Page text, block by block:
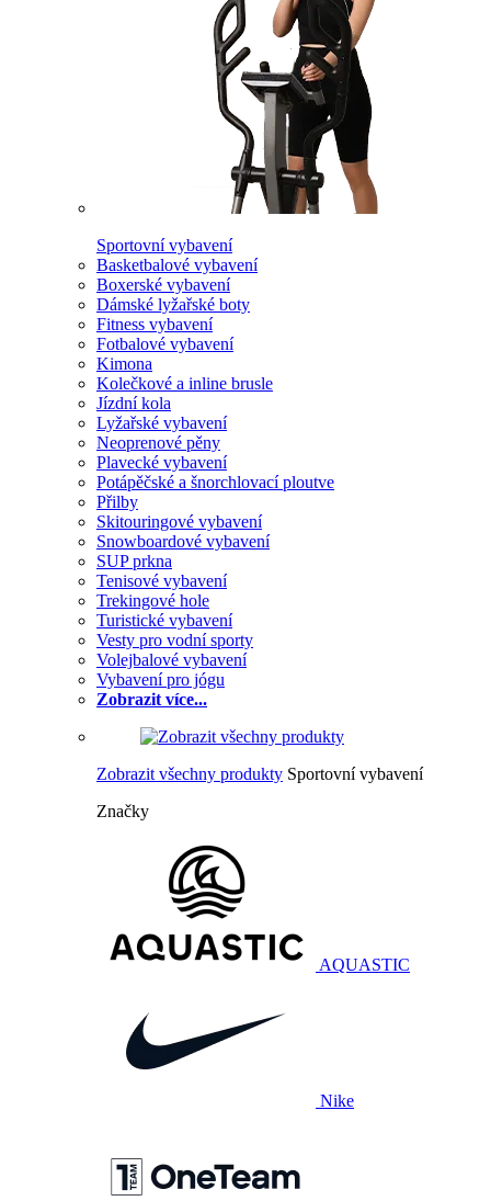
Sportovní vybavení
Basketbalové vybavení
Boxerské vybavení
Dámské lyžařské boty
Fitness vybavení
Fotbalové vybavení
Kimona
Kolečkové a inline brusle
Jízdní kola
Lyžařské vybavení
Neoprenové pěny
Plavecké vybavení
Potápěčské a šnorchlovací ploutve
Přilby
Skitouringové vybavení
Snowboardové vybavení
SUP prkna
Tenisové vybavení
Trekingové hole
Turistické vybavení
Vesty pro vodní sporty
Volejbalové vybavení
Vybavení pro jógu
Zobrazit více...
Zobrazit všechny produkty Sportovní vybavení
Značky
AQUASTIC
Nike